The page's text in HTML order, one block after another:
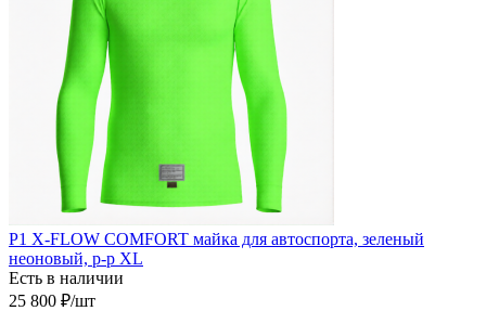
P1 X-FLOW COMFORT майка для автоспорта, зеленый
неоновый, р-р XL
Есть в наличии
25 800 ₽/шт